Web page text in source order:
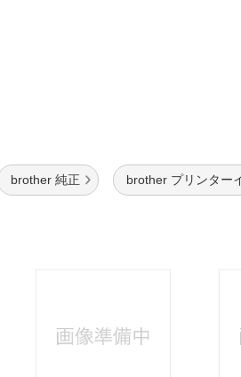
brother 純正 brother プリンター